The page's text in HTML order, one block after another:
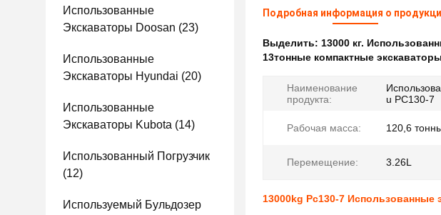
Использованные
Экскаваторы Doosan (23)
Использованные
Экскаваторы Hyundai (20)
Использованные
Экскаваторы Kubota (14)
Использованный Погрузчик
(12)
Используемый Бульдозер
Подробная информация о
Выделить: 13000 кг.
13тонные компактные экскаваторы
Наименование
продукта:
u PC130-7
Рабочая масса: 120,6
Перемещение: 3.26L
13000kg Pc130-7 Использованные